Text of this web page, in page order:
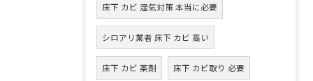
床下 カビ 湿気対策 本当に必要
シロアリ業者 床下 カビ 高い
床下 カビ 薬剤 床下 カビ取り 必要